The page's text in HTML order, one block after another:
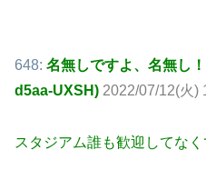
648: 名無しですよ、名無し
d5aa-UXSH) 2022/07/12(火)
スタジアム誰も歓迎してな